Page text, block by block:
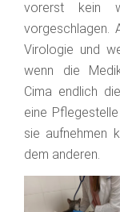
vorerst kein
vorgeschlagen.
Virologie und
wenn die
Cima endlich
eine
sie aufnehmen
dem anderen.